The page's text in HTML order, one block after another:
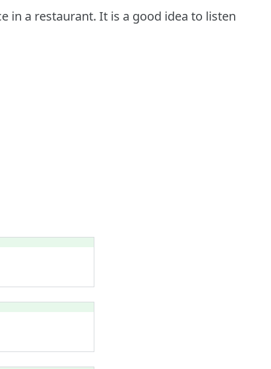
in a restaurant. It is a good idea to listen